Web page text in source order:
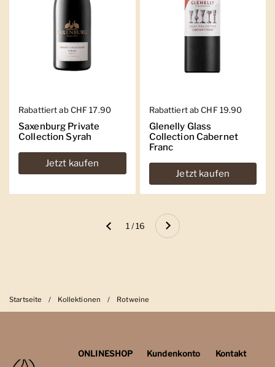
Regulärer Preis
Rabattiert ab CHF 17.90
Saxenburg Private
Collection Syrah
Jetzt kaufen
Regulärer Preis
Rabattiert ab CHF 19.90
Glenelly Glass
Collection Cabernet
Franc
Jetzt kaufen
Zurück 1 / 16 Weiter
Startseite / Kollektionen / Rotweine
ONLINESHOP
Kundenkonto
Kontakt